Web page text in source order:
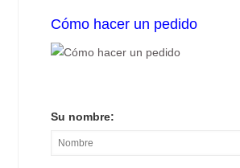
Cómo hacer un pedido
Su nombre: